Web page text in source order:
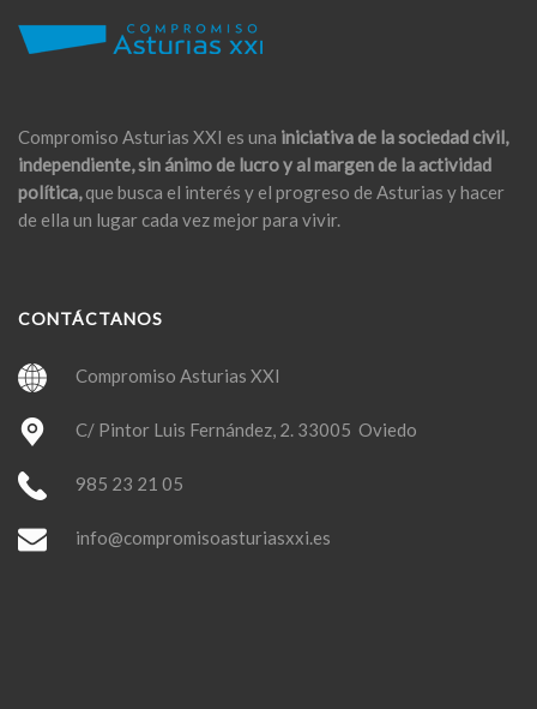
Compromiso Asturias XXI es una iniciativa de la sociedad civil,
independiente, sin ánimo de lucro y al margen de la actividad
política,que busca el interés y el progreso de Asturias y hacer
de ella un lugar cada vez mejor para vivir.
CONTÁCTANOS
Compromiso Asturias XXI
C/ Pintor Luis Fernández, 2. 33005 Oviedo
985 23 21 05
info@compromisoasturiasxxi.es